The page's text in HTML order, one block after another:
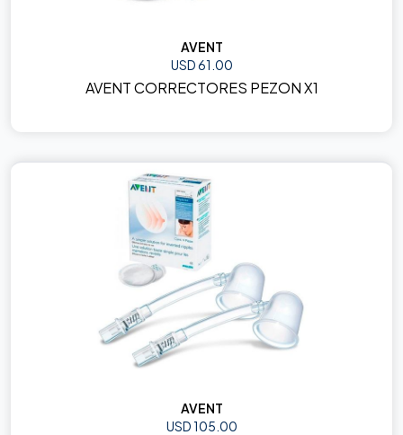
AVENT
USD 61.00
AVENT CORRECTORES PEZON X1
AVENT
USD 105.00